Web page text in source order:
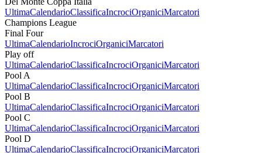
UltimaCalendarioClassificaIncrociOrganiciMarcatori
Champions League
Final Four
UltimaCalendarioIncrociOrganiciMarcatori
Play off
UltimaCalendarioClassificaIncrociOrganiciMarcatori
Pool A
UltimaCalendarioClassificaIncrociOrganiciMarcatori
Pool B
UltimaCalendarioClassificaIncrociOrganiciMarcatori
Pool C
UltimaCalendarioClassificaIncrociOrganiciMarcatori
Pool D
UltimaCalendarioClassificaIncrociOrganiciMarcatori